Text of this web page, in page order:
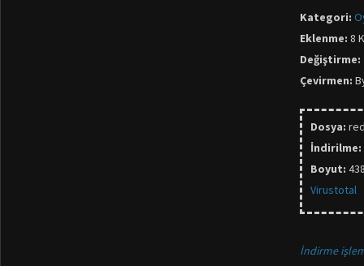
Kategori:
Eklenme: 8
Değiştirme:
Çevirmen:
Dosya:
İndirilme:
Boyut:
Virustotal
İndirme